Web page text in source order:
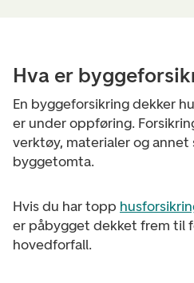
Hva er
En byggeforsikring dekker
er under oppføring.
verktøy, materialer og
byggetomta.
Hvis du har topp
er påbygget dekket frem til
hovedforfall.